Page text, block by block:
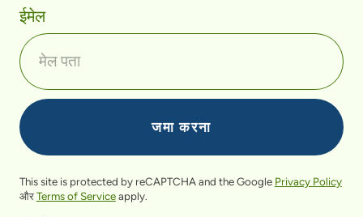
ईमेल
This site is protected by reCAPTCHA and the Google Privacy Policy
औरTerms of Serviceapply.